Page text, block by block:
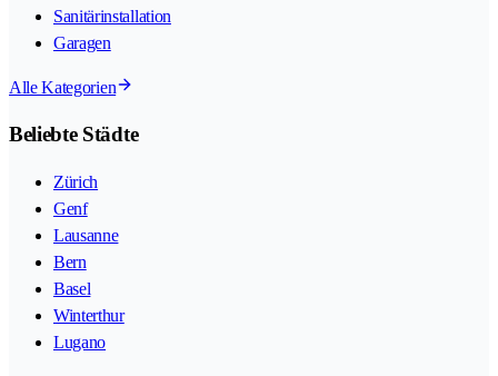
Sanitärinstallation
Garagen
Alle Kategorien
Beliebte Städte
Zürich
Genf
Lausanne
Bern
Basel
Winterthur
Lugano